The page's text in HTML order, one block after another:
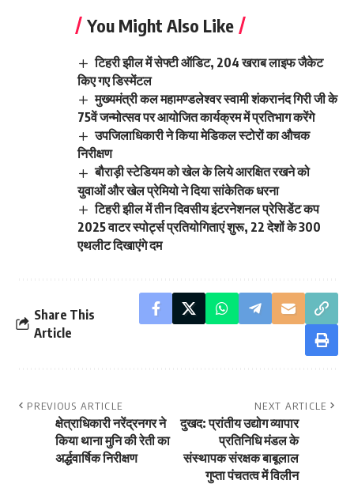
You Might Also Like
टिहरी झील में सेफ्टी ऑडिट, 204 खराब लाइफ जैकेट
किए गए डिस्मेंटल
मुख्यमंत्री कल महामण्डलेश्वर स्वामी शंकरानंद गिरी जी के
75वें जन्मोत्सव पर आयोजित कार्यक्रम में प्रतिभाग करेंगे
उपजिलाधिकारी ने किया मेडिकल स्टोरों का औचक
निरीक्षण
बौराड़ी स्टेडियम को खेल के लिये आरक्षित रखने को
युवाओं और खेल प्रेमियो ने दिया सांकेतिक धरना
टिहरी झील में तीन दिवसीय इंटरनेशनल प्रेसिडेंट कप
2025 वाटर स्पोर्ट्स प्रतियोगिताएं शुरू, 22 देशों के 300
एथलीट दिखाएंगे दम
Share This
Article
PREVIOUS ARTICLE
क्षेत्राधिकारी नरेंद्रनगर ने
किया थाना मुनि की रेती का
अर्द्धवार्षिक निरीक्षण
NEXT ARTICLE
दुखद: प्रांतीय उद्योग व्यापार
प्रतिनिधि मंडल के
संस्थापक संरक्षक बाबूलाल
गुप्ता पंचतत्व में विलीन